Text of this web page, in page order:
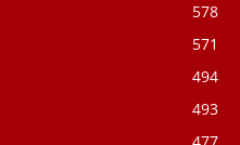
578
571
494
493